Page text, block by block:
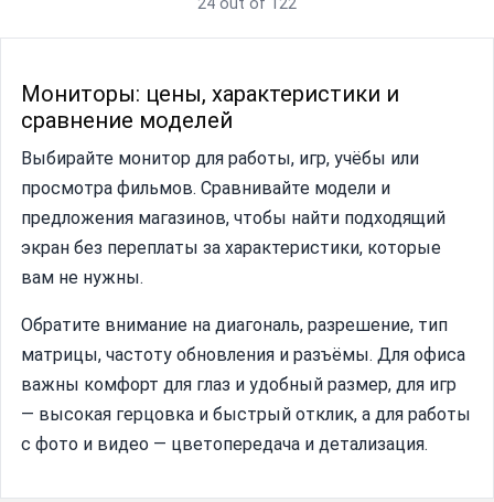
24 out of 122
Мониторы: цены, характеристики и
сравнение моделей
Выбирайте монитор для работы, игр, учёбы или
просмотра фильмов. Сравнивайте модели и
предложения магазинов, чтобы найти подходящий
экран без переплаты за характеристики, которые
вам не нужны.
Обратите внимание на диагональ, разрешение, тип
матрицы, частоту обновления и разъёмы. Для офиса
важны комфорт для глаз и удобный размер, для игр
— высокая герцовка и быстрый отклик, а для работы
с фото и видео — цветопередача и детализация.